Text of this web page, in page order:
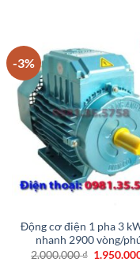
-3%
Động cơ điện 1 pha 3
nhanh 2900 vòng/
2.000.000₫ Giá